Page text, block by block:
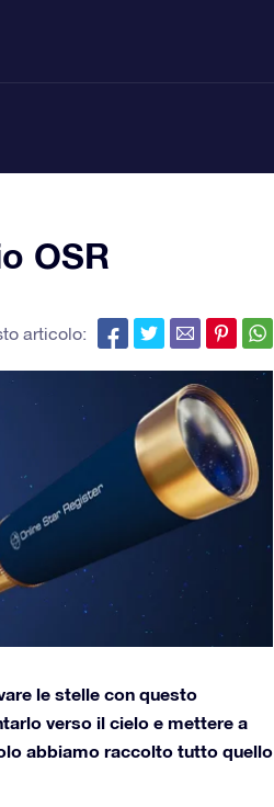
OSR
articolo:
le stelle con questo
verso il cielo e mettere a
abbiamo raccolto tutto quello